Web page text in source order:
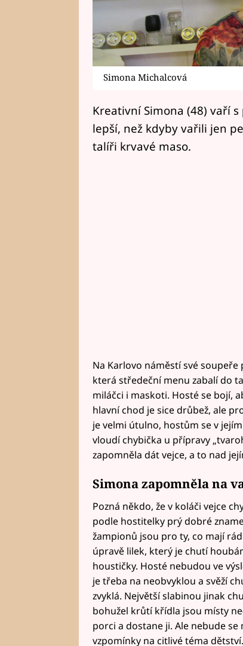
Simona Michalcová
Kreativní Simona (48) vaří
lepší, než kdyby vařili jen
talíři krvavé maso.
Na Karlovo náměstí své
která středeční menu zabalí do
miláčci i maskoti. Hosté se bojí,
hlavní chod je sice drůbež, ale
je velmi útulno, hostům se v
vloudí chybička u přípravy
zapomněla dát vejce, a to nad
Simona zapomněla na
Pozná někdo, že v koláči vejce
podle hostitelky prý dobré
žampionů jsou pro ty, co mají
úpravě lilek, který je chutí
houstičky. Hosté nebudou ve
je třeba na neobvyklou a svěží
zvyklá. Největší slabinou jinak
bohužel krůtí křídla jsou místy
porci a dostane ji. Ale nebude
vzpomínky na citlivé téma dětství.